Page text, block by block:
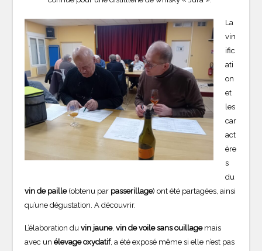
La
vin
ific
ati
on
et
les
car
act
ère
s
du
vin de paille(obtenu par passerillage) ont été partagées, ainsi
qu’une dégustation. A découvrir.
L’élaboration du vin jaune,vin de voile sans ouillagemais
avec unélevage oxydatif, a été exposé même si elle n’est pas